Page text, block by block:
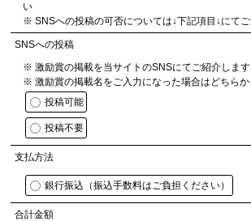
い
※ SNSへの投稿の可否については↓下記項目↓にて
SNSへの投稿
※ 激励賞の掲載を当サイトのSNSにてご紹介します
※ 激励賞の掲載名をご入力になった場合はどちら
投稿可能
投稿不要
支払方法
銀行振込（振込手数料はご負担ください）
合計金額